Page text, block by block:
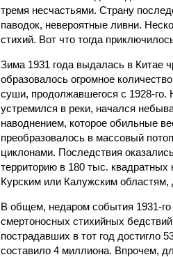
тремя несчастьями. Страну
паводок, невероятные ливни.
стихий. Вот что тогда
Зима 1931 года выдалась в Китае
образовалось огромное
суши, продолжавшегося с 1928-го.
устремился в реки, начался
наводнением, которое обильные
преобразовалось в массовый
циклонами. Последствия
территорию в 180 тыс.
Курским или Калужским областям,
В общем, недаром события 1931-
смертоносных стихийных
пострадавших в тот год достигло
составило 4 миллиона. Впрочем,